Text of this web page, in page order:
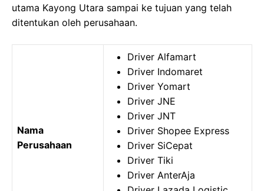
utama Kayong Utara sampai ke tujuan yang telah
ditentukan oleh perusahaan.
Nama
Perusahaan
Driver Alfamart
Driver Indomaret
Driver Yomart
Driver JNE
Driver JNT
Driver Shopee Express
Driver SiCepat
Driver Tiki
Driver AnterAja